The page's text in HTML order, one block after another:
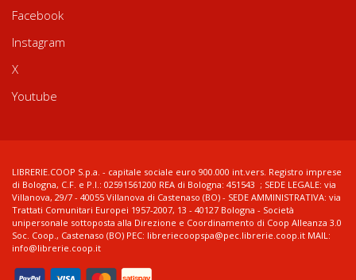
Facebook
Instagram
X
Youtube
LIBRERIE.COOP S.p.a. - capitale sociale euro 900.000 int.vers. Registro imprese
di Bologna, C.F. e P.I.: 02591561200 REA di Bologna: 451543 ; SEDE LEGALE: via
Villanova, 29/7 - 40055 Villanova di Castenaso (BO) - SEDE AMMINISTRATIVA: via
Trattati Comunitari Europei 1957-2007, 13 - 40127 Bologna - Società
unipersonale sottoposta alla Direzione e Coordinamento di Coop Alleanza 3.0
Soc. Coop., Castenaso (BO) PEC: libreriecoopspa@pec.librerie.coop.it MAIL:
info@librerie.coop.it